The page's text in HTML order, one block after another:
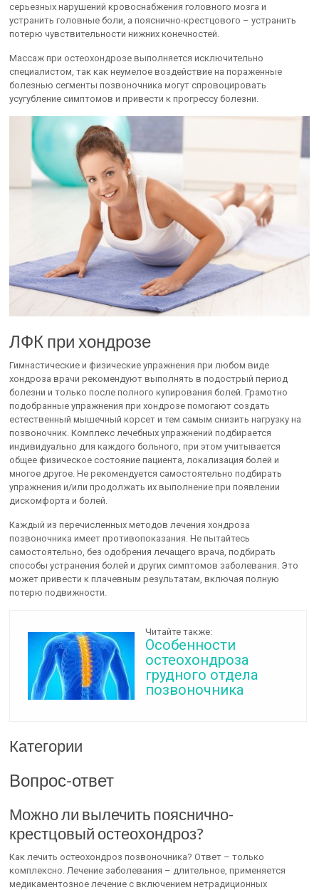
серьезных нарушений кровоснабжения головного мозга и
устранить головные боли, а пояснично-крестцового – устранить
потерю чувствительности нижних конечностей.
Массаж при остеохондрозе выполняется исключительно
специалистом, так как неумелое воздействие на пораженные
болезнью сегменты позвоночника могут спровоцировать
усугубление симптомов и привести к прогрессу болезни.
ЛФК при хондрозе
Гимнастические и физические упражнения при любом виде
хондроза врачи рекомендуют выполнять в подострый период
болезни и только после полного купирования болей. Грамотно
подобранные упражнения при хондрозе помогают создать
естественный мышечный корсет и тем самым снизить нагрузку на
позвоночник. Комплекс лечебных упражнений подбирается
индивидуально для каждого больного, при этом учитывается
общее физическое состояние пациента, локализация болей и
многое другое. Не рекомендуется самостоятельно подбирать
упражнения и/или продолжать их выполнение при появлении
дискомфорта и болей.
Каждый из перечисленных методов лечения хондроза
позвоночника имеет противопоказания. Не пытайтесь
самостоятельно, без одобрения лечащего врача, подбирать
способы устранения болей и других симптомов заболевания. Это
может привести к плачевным результатам, включая полную
потерю подвижности.
Читайте также:
Особенности
остеохондроза
грудного отдела
позвоночника
Категории
Вопрос-ответ
Можно ли вылечить пояснично-
крестцовый остеохондроз?
Как лечить остеохондроз позвоночника? Ответ – только
комплексно. Лечение заболевания – длительное, применяется
медикаментозное лечение с включением нетрадиционных